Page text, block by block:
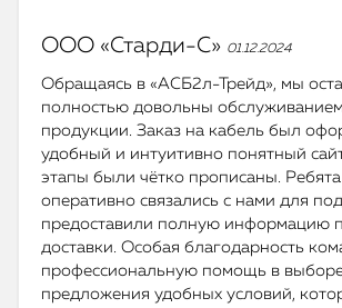
ООО «Старди-С» 01.12.2024
Обращаясь в «АСБ2л-Трейд», мы
полностью довольны
продукции. Заказ на кабель был
удобный и интуитивно понятный
этапы были чётко прописаны.
оперативно связались с нами для
предоставили полную информацию
доставки. Особая благодарность
профессиональную помощь в
предложения удобных условий,